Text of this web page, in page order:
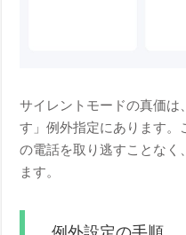
サイレントモードの真価は
す」例外指定にあります。
の電話を取り逃すことなく
ます。